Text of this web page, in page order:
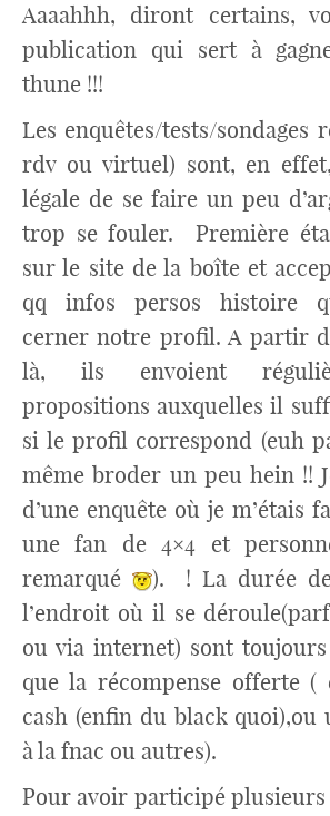
Aaaahhh, diront certains,
publication qui sert à
thune !!!
Les enquêtes/tests/sondages
rdv ou virtuel) sont, en
légale de se faire un peu
trop se fouler. Première
sur le site de la boîte et
qq infos persos histoire
cerner notre profil. A partir
là, ils envoient
propositions auxquelles il
si le profil correspond (euh
même broder un peu hein !!
d’une enquête où je m’étais
une fan de 4×4 et
remarqué
). ! La durée
l’endroit où il se
ou via internet) sont
que la récompense offerte (
cash (enfin du black quoi),ou
à la fnac ou autres).
Pour avoir participé plusieurs